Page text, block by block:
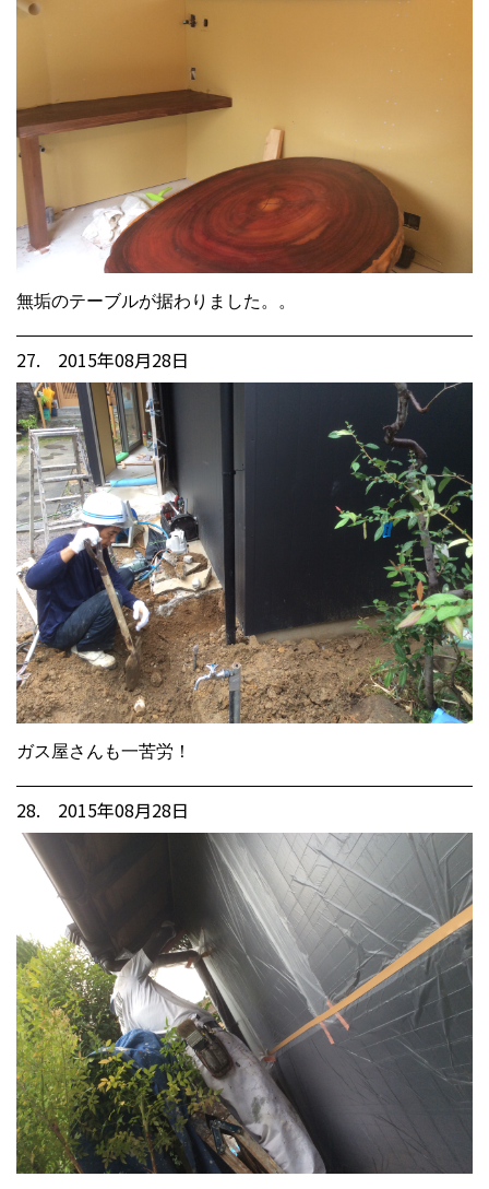
無垢のテーブルが据わりました。。
27. 2015年08月28日
ガス屋さんも一苦労！
28. 2015年08月28日